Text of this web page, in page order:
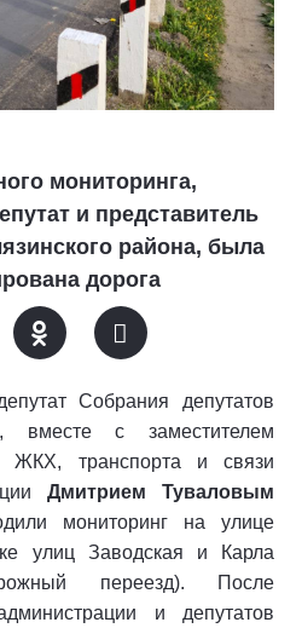
мониторинга,
и представитель
района, была
дорога
Собрания депутатов
вместе с заместителем
ЖКХ, транспорта и связи
Дмитрием Туваловым
мониторинг на улице
улиц Заводская и Карла
переезд). После
и депутатов